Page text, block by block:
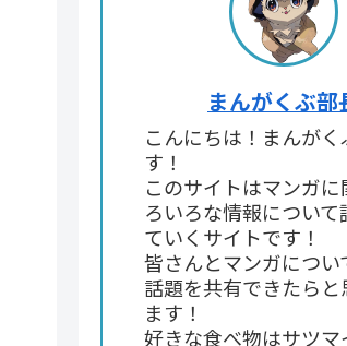
まんがくぶ部
こんにちは！まんが
す！
このサイトはマンガ
ろいろな情報について
ていくサイトです！
皆さんとマンガについ
話題を共有できたらと
ます！
好きな食べ物はサツマ